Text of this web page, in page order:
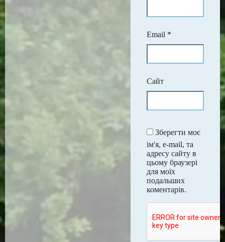
Email *
Сайт
Зберегти моє
ім'я, e-mail, та
адресу сайту в
цьому браузері
для моїх
подальших
коментарів.